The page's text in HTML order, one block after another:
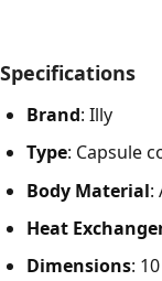
Specifications
Brand: Illy
Type: Capsule
Body Material:
Heat
Dimensions: